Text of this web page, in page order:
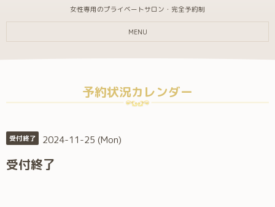
女性専用のプライベートサロン・完全予約制
MENU
予約状況カレンダー
受付終了 2024-11-25 (Mon)
受付終了